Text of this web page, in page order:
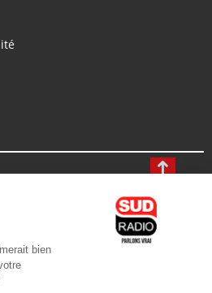
/ Android